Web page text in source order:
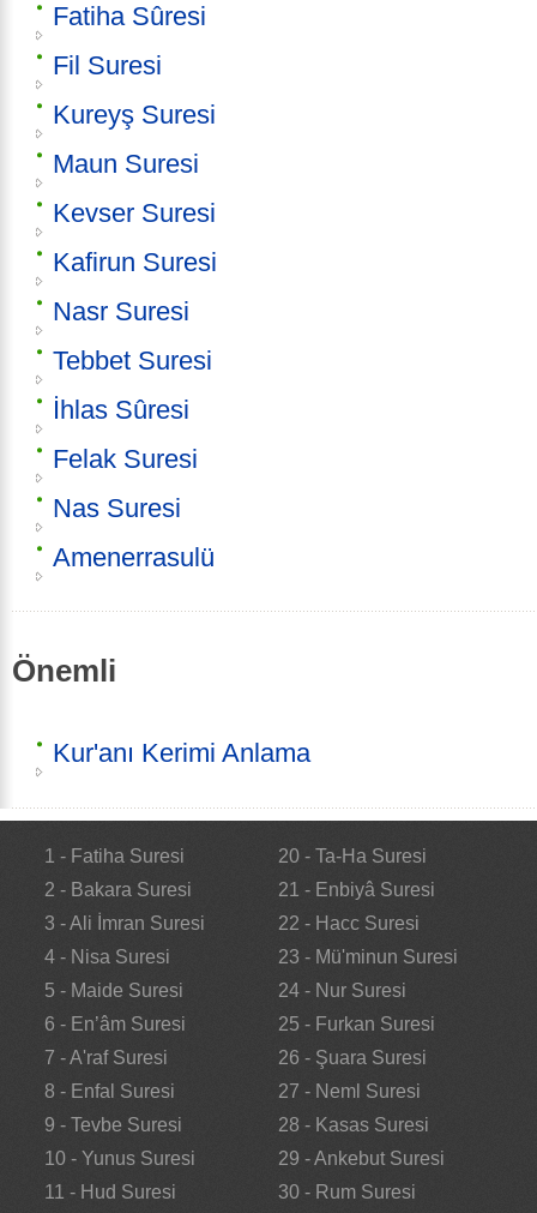
Fatiha Sûresi
Fil Suresi
Kureyş Suresi
Maun Suresi
Kevser Suresi
Kafirun Suresi
Nasr Suresi
Tebbet Suresi
İhlas Sûresi
Felak Suresi
Nas Suresi
Amenerrasulü
Önemli
Kur'anı Kerimi Anlama
1 - Fatiha Suresi
2 - Bakara Suresi
3 - Ali İmran Suresi
4 - Nisa Suresi
5 - Maide Suresi
6 - En’âm Suresi
7 - A'raf Suresi
8 - Enfal Suresi
9 - Tevbe Suresi
10 - Yunus Suresi
11 - Hud Suresi
20 - Ta-Ha Suresi
21 - Enbiyâ Suresi
22 - Hacc Suresi
23 - Mü'minun Suresi
24 - Nur Suresi
25 - Furkan Suresi
26 - Şuara Suresi
27 - Neml Suresi
28 - Kasas Suresi
29 - Ankebut Suresi
30 - Rum Suresi